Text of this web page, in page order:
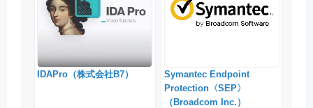
IDAPro（株式会社B7）
Symantec Endpoint
Protection〈SEP〉
（Broadcom Inc.）